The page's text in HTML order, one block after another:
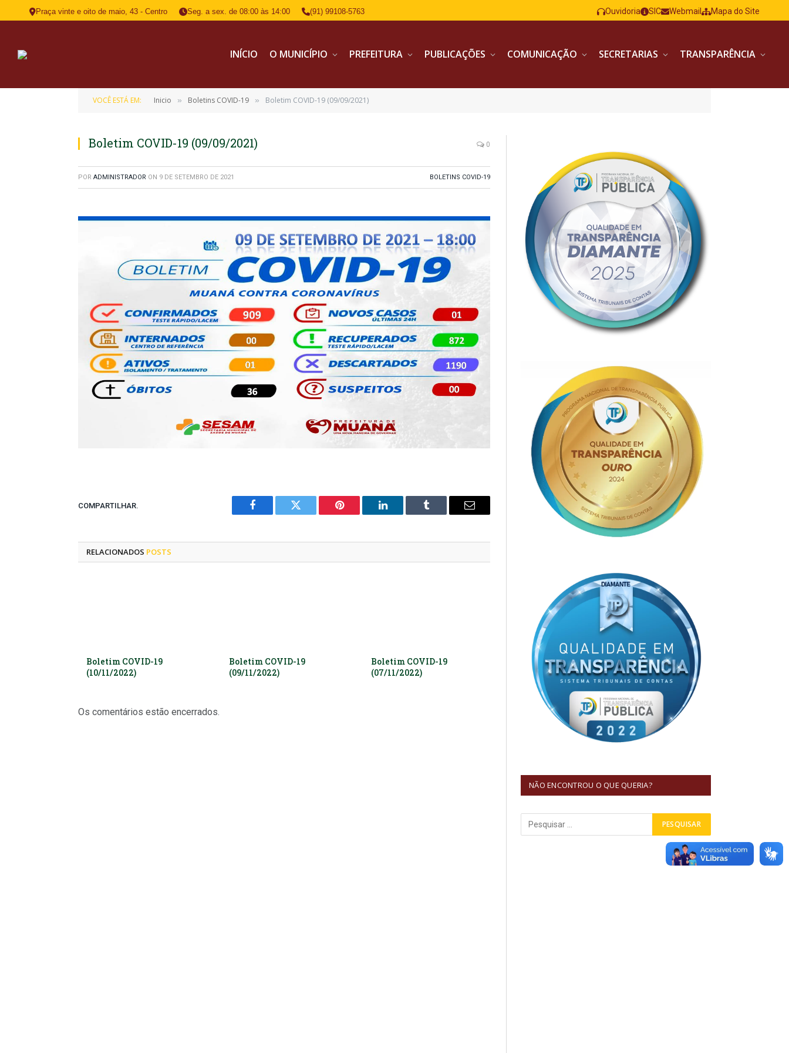
Praça vinte e oito de maio, 43 - Centro Seg. a sex. de 08:00 às 14:00 (91) 99108-5763 Ouvidoria SIC Webmail Mapa do Site
INÍCIO O MUNICÍPIO PREFEITURA PUBLICAÇÕES COMUNICAÇÃO SECRETARIAS TRANSPARÊNCIA
VOCÊ ESTÁ EM: Inicio » Boletins COVID-19 » Boletim COVID-19 (09/09/2021)
Boletim COVID-19 (09/09/2021) 0
POR ADMINISTRADOR ON 9 DE SETEMBRO DE 2021 BOLETINS COVID-19
COMPARTILHAR.
Facebook Twitter Pinterest LinkedIn Tumblr
E-
RELACIONADOS POSTS
Boletim COVID-19
(10/11/2022)
Boletim COVID-19
(09/11/2022)
Boletim COVID-19
(07/11/2022)
Os comentários estão encerrados.
NÃO ENCONTROU O QUE QUERIA?